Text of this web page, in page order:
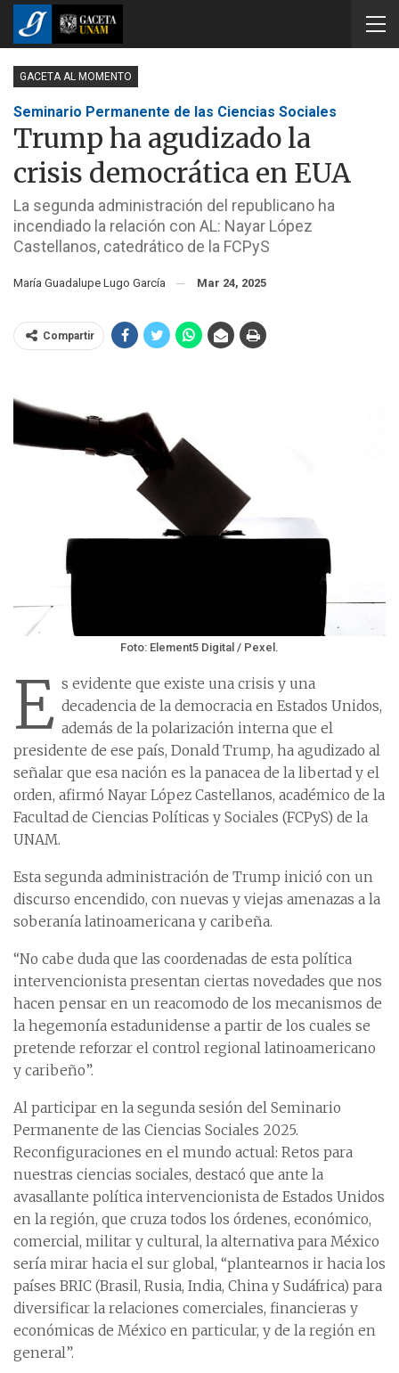
GACETA AL MOMENTO
Seminario Permanente de las Ciencias Sociales
Trump ha agudizado la
crisis democrática en EUA
La segunda administración del republicano ha
incendiado la relación con AL: Nayar López
Castellanos, catedrático de la FCPyS
María Guadalupe Lugo García Mar 24, 2025
Compartir
Foto: Element5 Digital / Pexel.
E s evidente que existe una crisis y una
decadencia de la democracia en Estados Unidos,
además de la polarización interna que el
presidente de ese país, Donald Trump, ha agudizado al
señalar que esa nación es la panacea de la libertad y el
orden, afirmó Nayar López Castellanos, académico de la
Facultad de Ciencias Políticas y Sociales (FCPyS) de la
UNAM.
Esta segunda administración de Trump inició con un
discurso encendido, con nuevas y viejas amenazas a la
soberanía latinoamericana y caribeña.
“No cabe duda que las coordenadas de esta política
intervencionista presentan ciertas novedades que nos
hacen pensar en un reacomodo de los mecanismos de
la hegemonía estadunidense a partir de los cuales se
pretende reforzar el control regional latinoamericano
y caribeño”.
Al participar en la segunda sesión del Seminario
Permanente de las Ciencias Sociales 2025.
Reconfiguraciones en el mundo actual: Retos para
nuestras ciencias sociales, destacó que ante la
avasallante política intervencionista de Estados Unidos
en la región, que cruza todos los órdenes, económico,
comercial, militar y cultural, la alternativa para México
sería mirar hacia el sur global, “plantearnos ir hacia los
países BRIC (Brasil, Rusia, India, China y Sudáfrica) para
diversificar la relaciones comerciales, financieras y
económicas de México en particular, y de la región en
general”.